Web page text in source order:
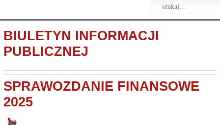
BIULETYN INFORMACJI
PUBLICZNEJ
SPRAWOZDANIE FINANSOWE
2025